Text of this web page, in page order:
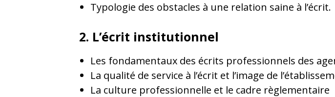
Typologie des obstacles à une relation saine à l’écrit.
2. L’écrit institutionnel
Les fondamentaux des écrits professionnels des
La qualité de service à l’écrit et l’image de
La culture professionnelle et le cadre règlementaire